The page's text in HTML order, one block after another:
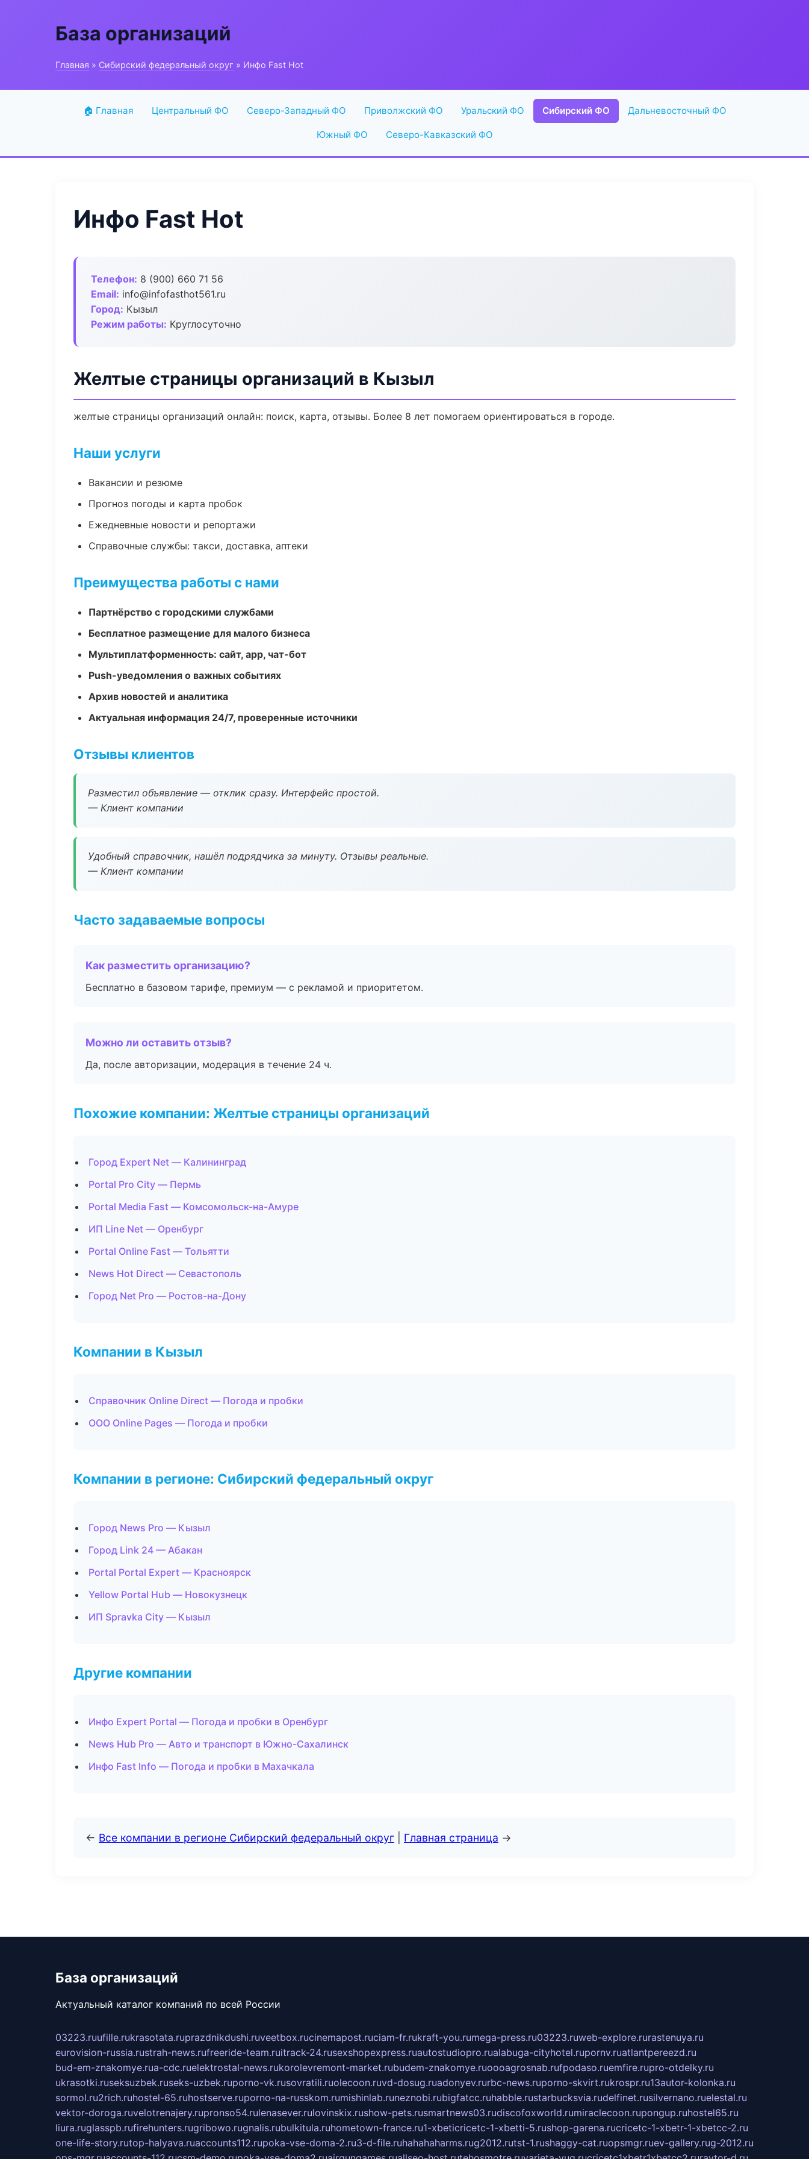
База организаций
Главная » Сибирский федеральный округ » Инфо Fast Hot
🏠 Главная Центральный ФО Северо-Западный ФО Приволжский ФО Уральский ФО Сибирский ФО Дальневосточный ФО
Южный ФО Северо-Кавказский ФО
Инфо Fast Hot
Телефон: 8 (900) 660 71 56
Email: info@infofasthot561.ru
Город: Кызыл
Режим работы: Круглосуточно
Желтые страницы организаций в Кызыл
желтые страницы организаций онлайн: поиск, карта, отзывы. Более 8 лет помогаем ориентироваться в городе.
Наши услуги
Вакансии и резюме
Прогноз погоды и карта пробок
Ежедневные новости и репортажи
Справочные службы: такси, доставка, аптеки
Преимущества работы с нами
Партнёрство с городскими службами
Бесплатное размещение для малого бизнеса
Мультиплатформенность: сайт, app, чат-бот
Push-уведомления о важных событиях
Архив новостей и аналитика
Актуальная информация 24/7, проверенные источники
Отзывы клиентов
Разместил объявление — отклик сразу. Интерфейс простой.
— Клиент компании
Удобный справочник, нашёл подрядчика за минуту. Отзывы реальные.
— Клиент компании
Часто задаваемые вопросы
Как разместить организацию?
Бесплатно в базовом тарифе, премиум — с рекламой и приоритетом.
Можно ли оставить отзыв?
Да, после авторизации, модерация в течение 24 ч.
Похожие компании: Желтые страницы организаций
Город Expert Net — Калининград
Portal Pro City — Пермь
Portal Media Fast — Комсомольск-на-Амуре
ИП Line Net — Оренбург
Portal Online Fast — Тольятти
News Hot Direct — Севастополь
Город Net Pro — Ростов-на-Дону
Компании в Кызыл
Справочник Online Direct — Погода и пробки
ООО Online Pages — Погода и пробки
Компании в регионе: Сибирский федеральный округ
Город News Pro — Кызыл
Город Link 24 — Абакан
Portal Portal Expert — Красноярск
Yellow Portal Hub — Новокузнецк
ИП Spravka City — Кызыл
Другие компании
Инфо Expert Portal — Погода и пробки в Оренбург
News Hub Pro — Авто и транспорт в Южно-Сахалинск
Инфо Fast Info — Погода и пробки в Махачкала
← Все компании в регионе Сибирский федеральный округ Главная страница →
База организаций
Актуальный каталог компаний по всей России
03223.ruufille.rukrasotata.ruprazdnikdushi.ruveetbox.rucinemapost.ruciam-fr.rukraft-you.rumega-press.ru03223.ruweb-explore.rurastenuya.ru
eurovision-russia.rustrah-news.rufreeride-team.ruitrack-24.rusexshopexpress.ruautostudiopro.rualabuga-cityhotel.rupornv.ruatlantpereezd.ru
bud-em-znakomye.rua-cdc.ruelektrostal-news.rukorolevremont-market.rubudem-znakomye.ruoooagrosnab.rufpodaso.ruemfire.rupro-otdelky.ru
ukrasotki.ruseksuzbek.ruseks-uzbek.ruporno-vk.rusovratili.ruolecoon.ruvd-dosug.ruadonyev.rurbc-news.ruporno-skvirt.rukrospr.ru13autor-kolonka.ru
sormol.ru2rich.ruhostel-65.ruhostserve.ruporno-na-russkom.rumishinlab.runeznobi.rubigfatcc.ruhabble.rustarbucksvia.rudelfinet.rusilvernano.ruelestal.ru
vektor-doroga.ruvelotrenajery.rupronso54.rulenasever.rulovinskix.rushow-pets.rusmartnews03.rudiscofoxworld.rumiraclecoon.rupongup.ruhostel65.ru
liura.ruglasspb.rufirehunters.rugribowo.rugnalis.rubulkitula.ruhometown-france.ru1-xbeticricetc-1-xbetti-5.rushop-garena.rucricetc-1-xbetr-1-xbetcc-2.ru
one-life-story.rutop-halyava.ruaccounts112.rupoka-vse-doma-2.ru3-d-file.ruhahahaharms.rug2012.rutst-1.rushaggy-cat.ruopsmgr.ruev-gallery.rug-2012.ru